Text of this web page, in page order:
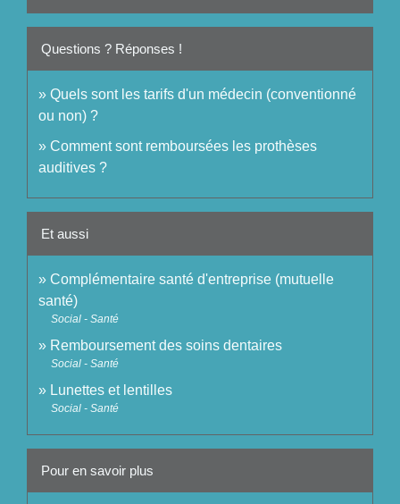
Questions ? Réponses !
Quels sont les tarifs d'un médecin (conventionné
ou non) ?
Comment sont remboursées les prothèses
auditives ?
Et aussi
Complémentaire santé d'entreprise (mutuelle
santé)
Social - Santé
Remboursement des soins dentaires
Social - Santé
Lunettes et lentilles
Social - Santé
Pour en savoir plus